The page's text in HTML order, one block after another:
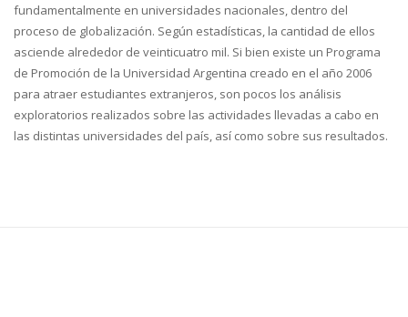
fundamentalmente en universidades nacionales, dentro del
proceso de globalización. Según estadísticas, la cantidad de ellos
asciende alrededor de veinticuatro mil. Si bien existe un Programa
de Promoción de la Universidad Argentina creado en el año 2006
para atraer estudiantes extranjeros, son pocos los análisis
exploratorios realizados sobre las actividades llevadas a cabo en
las distintas universidades del país, así como sobre sus resultados.